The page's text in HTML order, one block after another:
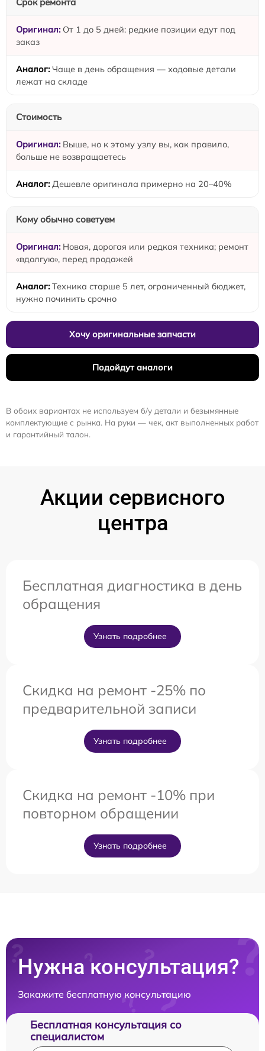
От 1 до 5 дней: редкие позиции едут под
заказ
Чаще в день обращения — ходовые детали
лежат на складе
Стоимость
Выше, но к этому узлу вы, как правило,
больше не возвращаетесь
Дешевле оригинала примерно на 20–40%
Кому обычно советуем
Новая, дорогая или редкая техника; ремонт
«вдолгую», перед продажей
Техника старше 5 лет, ограниченный бюджет,
нужно починить срочно
Хочу оригинальные запчасти
Подойдут аналоги
В обоих вариантах не используем б/у детали и безымянные
комплектующие с рынка. На руки — чек, акт выполненных работ
и гарантийный талон.
Акции сервисного
центра
Бесплатная диагностика в день
обращения
Узнать подробнее
Скидка на ремонт -25% по
предварительной записи
Узнать подробнее
Скидка на ремонт -10% при
повторном обращении
Узнать подробнее
Нужна консультация?
Закажите бесплатную консультацию
Бесплатная консультация со
специалистом